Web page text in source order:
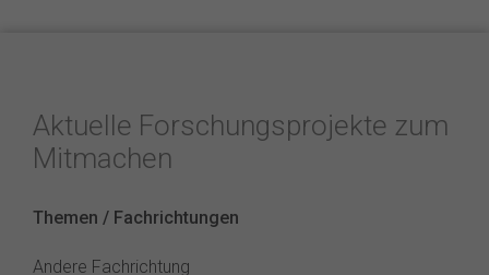
Aktuelle Forschungsprojekte zum
Mitmachen
Themen / Fachrichtungen
Andere Fachrichtung